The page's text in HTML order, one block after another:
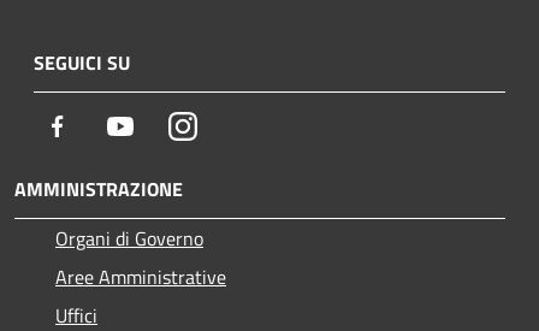
SEGUICI SU
Facebook YoutubeInstagram
AMMINISTRAZIONE
Organi di Governo
Aree Amministrative
Uffici